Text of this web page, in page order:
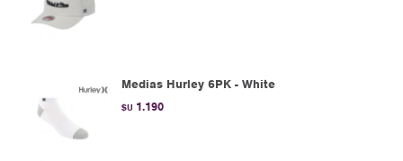
Medias Hurley 6PK - White
$U 1.190